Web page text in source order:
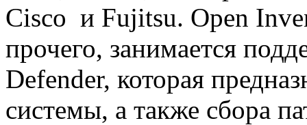
Cisco и Fujitsu. Open
прочего, занимается
Defender, которая
системы, а также сбора